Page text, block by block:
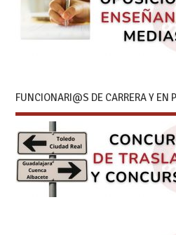
FUNCIONARI@S DE CARRERA Y EN